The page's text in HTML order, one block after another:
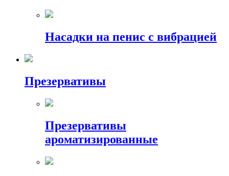
Насадки на пенис с вибрацией
Презервативы
Презервативы
ароматизированные